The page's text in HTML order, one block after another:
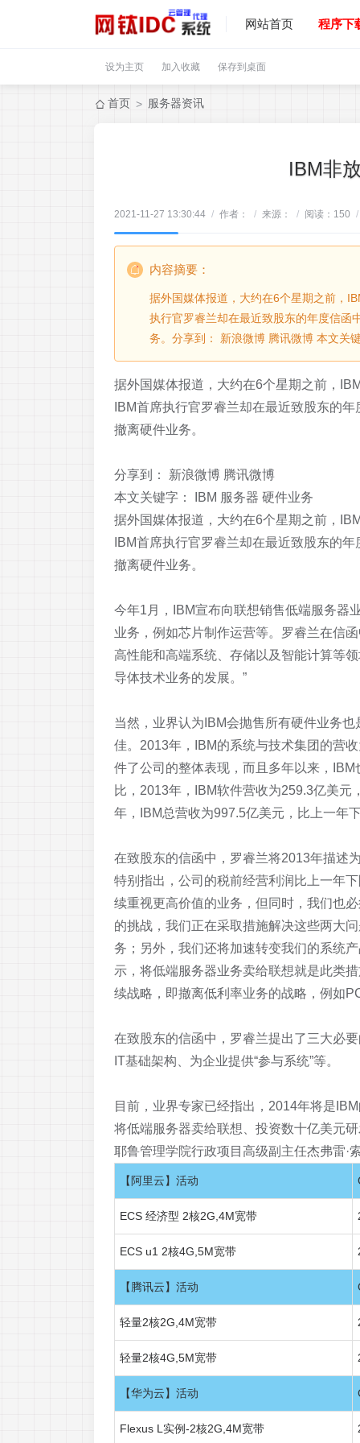
网站首页 程序下
设为主页 加入收藏 保存到桌面
首页 > 服务器资讯
IBM非
2021-11-27 13:30:44 / 作者： / 来源： / 阅读： 150 /
内容摘要：
据外国媒体报道，大约在6个星期之前，
执行官罗睿兰却在最近致股东的年度信函
务。分享到： 新浪微博 腾讯微博 本文关
据外国媒体报道，大约在6个星期之前，
IBM首席执行官罗睿兰却在最近致股东的
撤离硬件业务。
分享到：
新浪微博 腾讯微博
本文关键字：
IBM 服务器 硬件业务
据外国媒体报道，大约在6个星期之前，
IBM首席执行官罗睿兰却在最近致股东的
撤离硬件业务。
今年1月，IBM宣布向联想销售低端服务器
业务，例如芯片制作运营等。罗睿兰在信
高性能和高端系统、存储以及智能计算等
导体技术业务的发展。”
当然，业界认为IBM会抛售所有硬件业务
佳。2013年，IBM的系统与技术集团的营
件了公司的整体表现，而且多年以来，
比，2013年，IBM软件营收为259.3亿美
年，IBM总营收为997.5亿美元，比上一年
在致股东的信函中，罗睿兰将2013年描述
特别指出，公司的税前经营利润比上一年
续重视更高价值的业务，但同时，我们也
的挑战，我们正在采取措施解决这些两大
务；另外，我们还将加速转变我们的系统
示，将低端服务器业务卖给联想就是此类
续战略，即撤离低利率业务的战略，例如
在致股东的信函中，罗睿兰提出了三大必
IT基础架构、为企业提供“参与系统”等。
目前，业界专家已经指出，2014年将是
将低端服务器卖给联想、投资数十亿美元
耶鲁管理学院行政项目高级副主任杰弗雷·
【阿里云】活动
ECS 经济型 2核2G,4M宽带
ECS u1 2核4G,5M宽带
【腾讯云】活动
轻量2核2G,4M宽带
轻量2核4G,5M宽带
【华为云】活动
Flexus L实例-2核2G,4M宽带